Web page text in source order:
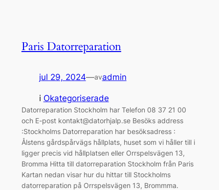
Paris Datorreparation
jul 29, 2024—avadmin
i Okategoriserade
Datorreparation Stockholm har Telefon 08 37 21 00
och E-post kontakt@datorhjalp.se Besöks address
:Stockholms Datorreparation har besöksadress :
Ålstens gårdspårvägs hållplats, huset som vi håller till i
ligger precis vid hållplatsen eller Orrspelsvägen 13,
Bromma Hitta till datorreparation Stockholm från Paris
Kartan nedan visar hur du hittar till Stockholms
datorreparation på Orrspelsvägen 13, Brommma.